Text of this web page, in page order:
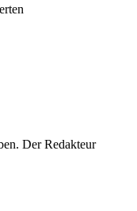
Der Redakteur